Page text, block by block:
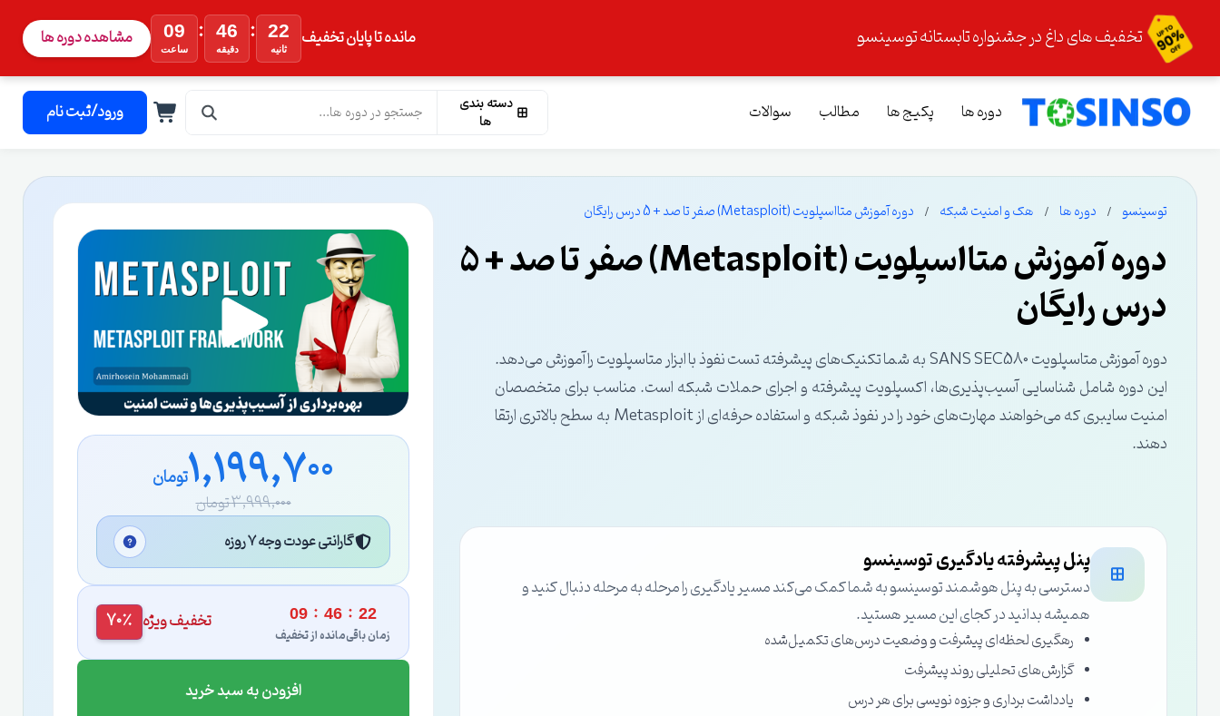
تخفیف های داغ در جشنواره تابستانه توسینسو مانده تا پایان تخفیف 09
ساعت
: 46
دقیقه
: 21
ثانیه مشاهده دوره ها
دوره ها پکیج ها مطالب سوالات
دسته بندی
ها
ورود/ثبت نام
توسینسو دوره ها هک و امنیت شبکه دوره آموزش متااسپلویت (Metasploit) صفر تا صد + 5 درس رایگان
دوره آموزش متااسپلویت (Metasploit) صفر تا صد + 5
درس رایگان
دوره آموزش متاسپلویت SANS SEC580 به شما تکنیک‌های پیشرفته تست نفوذ با ابزار متاسپلویت را آموزش می‌دهد.
این دوره شامل شناسایی آسیب‌پذیری‌ها، اکسپلویت پیشرفته و اجرای حملات شبکه است. مناسب برای متخصصان
امنیت سایبری که می‌خواهند مهارت‌های خود را در نفوذ شبکه و استفاده حرفه‌ای از Metasploit به سطح بالاتری ارتقا
دهند.
1,199,700تومان
3,999,000 تومان
گارانتی عودت وجه ۷ روزه
09 : 46 : 21
زمان باقی‌مانده از تخفیف
تخفیف ویژه 70٪
افزودن به سبد خرید
پنل پیشرفته یادگیری توسینسو
دسترسی به پنل هوشمند توسینسو به شما کمک می‌کند مسیر یادگیری را مرحله به مرحله دنبال کنید و
همیشه بدانید در کجای این مسیر هستید.
رهگیری لحظه‌ای پیشرفت و وضعیت درس‌های تکمیل‌شده
گزارش‌های تحلیلی روند پیشرفت
یادداشت برداری و جزوه نویسی برای هر درس